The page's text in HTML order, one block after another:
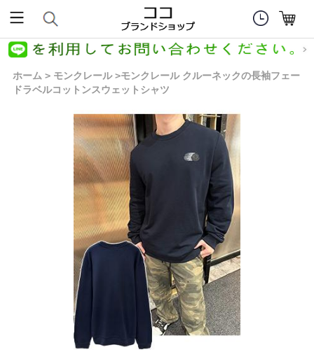
ホーム > モンクレール >モンクレール クルーネックの長袖フェー
ドラベルコットンスウェットシャツ